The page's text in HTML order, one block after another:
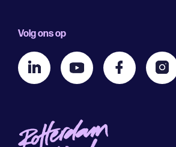
Volg ons op